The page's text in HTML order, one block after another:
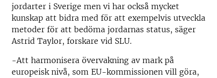
jordarter i Sverige men vi har också mycket
kunskap att bidra med för att exempelvis utveckla
metoder för att bedöma jordarnas status, säger
Astrid Taylor, forskare vid SLU.
-Att harmonisera övervakning av mark på
europeisk nivå, som EU-kommissionen vill göra,